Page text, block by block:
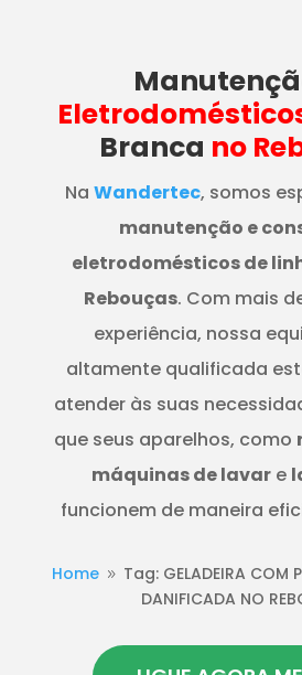
Branca no
Na Wandertec, somos
manutenção e
eletrodomésticos de
Rebouças. Com mais
experiência, nossa
altamente qualificada
atender às suas
que seus aparelhos, como
máquinas de lavar e
funcionem de maneira
Home 9 Tag: GELADEIRA COM
DANIFICADA NO